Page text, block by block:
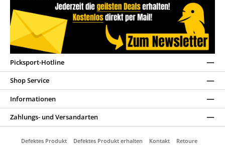
Picksport-Hotline
Shop Service
Informationen
Zahlungs- und Versandarten
Defektes Produkt Defektes Produkt erhalten Kontakt Retoure